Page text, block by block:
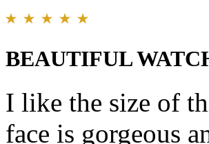
BEAUTIFUL
I like the size of
face is gorgeous